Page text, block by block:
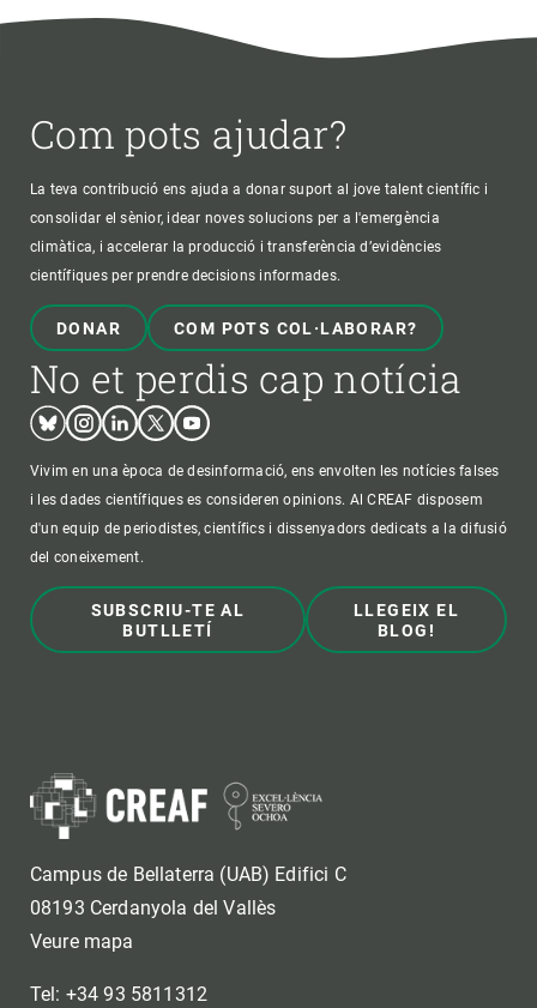
Com pots ajudar?
La teva contribució ens ajuda a donar suport al jove talent científic i
consolidar el sènior, idear noves solucions per a l'emergència
climàtica, i accelerar la producció i transferència d’evidències
científiques per prendre decisions informades.
DONAR COM POTS COL·LABORAR?
No et perdis cap notícia
BlueskyInstagram
LinkedinTwitterYoutube
Vivim en una època de desinformació, ens envolten les notícies falses
i les dades científiques es consideren opinions. Al CREAF disposem
d'un equip de periodistes, científics i dissenyadors dedicats a la difusió
del coneixement.
SUBSCRIU-TE AL
BUTLLETÍ
LLEGEIX EL
BLOG!
Campus de Bellaterra (UAB) Edifici C
08193 Cerdanyola del Vallès
Veure mapa
Tel: +34 93 5811312